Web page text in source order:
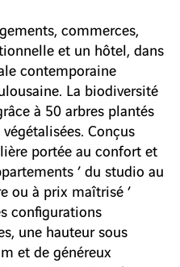
commerces,
et un hôtel, dans
contemporaine
La biodiversité
à 50 arbres plantés
Conçus
portée au confort et
’ du studio au
ou à prix maîtrisé ’
configurations
une hauteur sous
et de généreux